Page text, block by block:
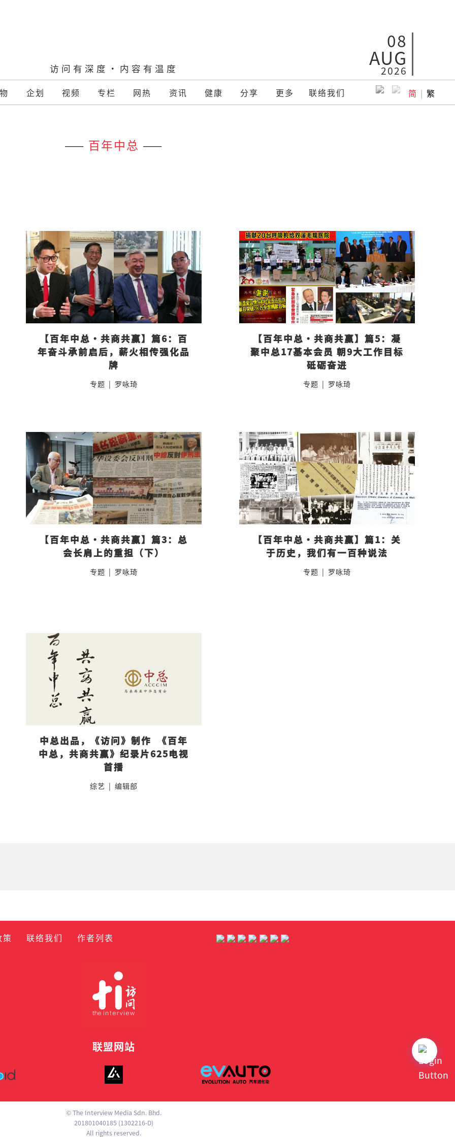
访问有深度·内容有温度
08
AUG
2026
企划 视频 专栏 网热 资讯 健康 分享 更多 联络我们 简 | 繁
—— 百年中总 ——
【百年中总·共商共赢】篇6：百
年奋斗承前启后，薪火相传强化品
牌
专题 | 罗咏琦
【百年中总·共商共赢】篇5：凝
聚中总17基本会员 朝9大工作目标
砥砺奋进
专题 | 罗咏琦
【百年中总·共商共赢】篇3：总
会长肩上的重担（下）
专题 | 罗咏琦
【百年中总·共商共赢】篇1：关
于历史，我们有一百种说法
专题 | 罗咏琦
中总出品，《访问》制作  《百年
中总，共商共赢》纪录片625电视
首播
综艺 | 编辑部
联络我们 作者列表
联盟网站
© The Interview Media Sdn. Bhd.
201801040185 (1302216­-D)
All rights reserved.